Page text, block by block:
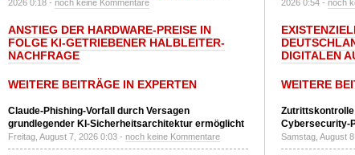
2026 0:18 -noch keine Kommentare
ANSTIEG DER HARDWARE-PREISE IN
FOLGE KI-GETRIEBENER HALBLEITER-
NACHFRAGE
WEITERE BEITRÄGE IN EXPERTEN
Claude-Phishing-Vorfall durch Versagen
grundlegender KI-Sicherheitsarchitektur ermöglicht
Freitag, August 7, 2026 0:03 - noch keine Kommentare
2026 0:54 -noch
DIGITALEN
WEITERE
Zutrittskontrolle
Cybersecurity-
Samstag, August